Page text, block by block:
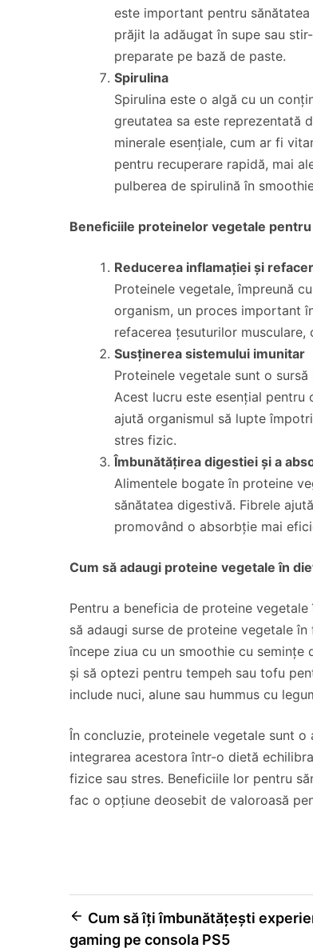
este important pentru
prăjit la adăugat în supe sau
preparate pe bază de paste.
Spirulina
Spirulina este o algă cu un
greutatea sa este reprezentată
minerale esențiale, cum ar fi
pentru recuperare rapidă, mai
pulberea de spirulină în
Beneficiile proteinelor vegetale
Reducerea inflamației și
Proteinele vegetale, împreună
organism, un proces important
refacerea țesuturilor
Susținerea sistemului imunitar
Proteinele vegetale sunt o
Acest lucru este esențial pentru
ajută organismul să lupte
stres fizic.
Îmbunătățirea digestiei și a
Alimentele bogate în proteine
sănătatea digestivă. Fibrele
promovând o absorbție mai
Cum să adaugi proteine vegetale în
Pentru a beneficia de proteine
să adaugi surse de proteine vegetale
începe ziua cu un smoothie cu semințe
și să optezi pentru tempeh sau tofu
include nuci, alune sau hummus cu
În concluzie, proteinele vegetale sunt
integrarea acestora într-o dietă
fizice sau stres. Beneficiile lor pentru
fac o opțiune deosebit de valoroasă
Navigare
Cum să îți îmbunătățești
gaming pe consola PS5